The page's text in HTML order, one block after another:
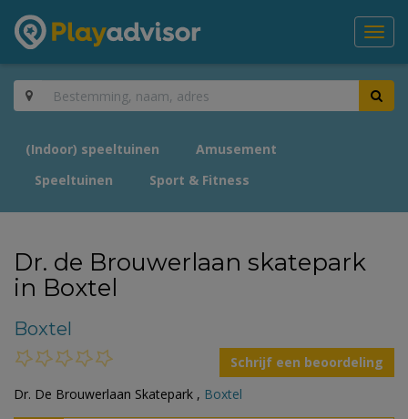
(Indoor) speeltuinen
Amusement
Speeltuinen
Sport & Fitness
Dr. de Brouwerlaan skatepark
in Boxtel
Boxtel
Schrijf een beoordeling
Dr. De Brouwerlaan Skatepark , Boxtel